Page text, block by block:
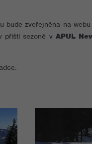
bude zveřejněna na
příští sezoně vAPUL